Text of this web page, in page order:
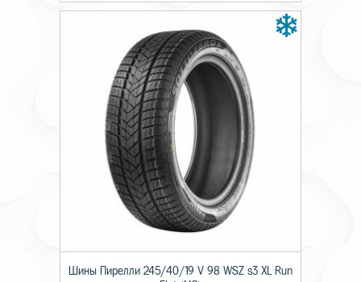
Шины Пирелли 245/40/19 V 98 WSZ s3 XL Run